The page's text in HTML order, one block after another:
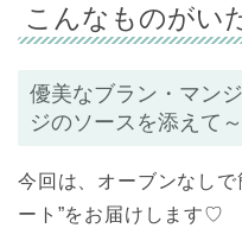
こんなものがい
優美なブラン・マン
ジのソースを添えて～
今回は、オーブンなしで
ート”をお届けします♡